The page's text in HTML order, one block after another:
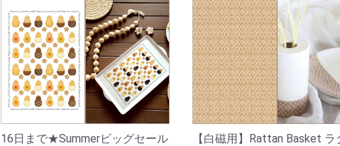
16日まで★Summerビッグセール
【白磁用】Rattan Basket ラ